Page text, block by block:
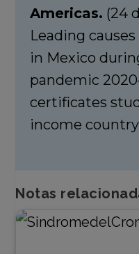
Americas. (24
Leading
in Mexico
pandemic
certificates
income
Notas